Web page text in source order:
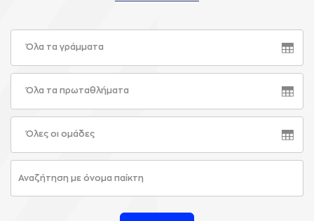
Όλα τα γράμματα
Όλα τα πρωταθλήματα
Όλες οι ομάδες